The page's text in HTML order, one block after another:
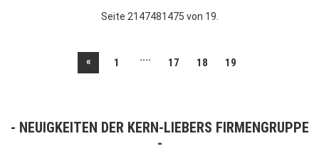
Seite 2147481475 von 19.
« 1 .... 17 18 19
NEUIGKEITEN DER KERN-LIEBERS FIRMENGRUPPE